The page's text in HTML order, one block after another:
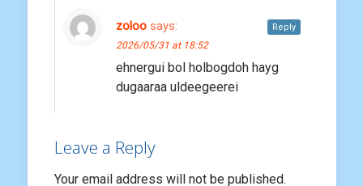
zoloo says:
2026/05/31 at 18:52
ehnergui bol holbogdoh hayg
dugaaraa uldeegeerei
Reply
Leave a Reply
Your email address will not be published.